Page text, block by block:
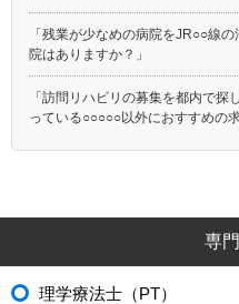
「残業が少なめの病院をJR○○線
院はありますか？」
「訪問リハビリの募集を都内で
っている○○○○○以外におすすめの
専
理学療法士（PT）